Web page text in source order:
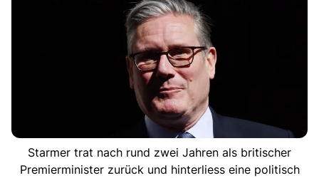
Starmer trat nach rund zwei Jahren als britischer
Premierminister zurück und hinterliess eine politisch